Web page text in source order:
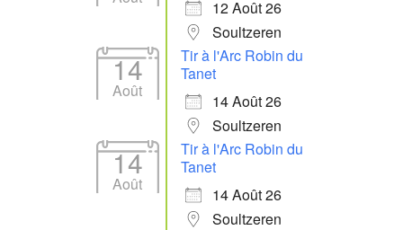
12 Août 26
Soultzeren
14
Août
Tir à l'Arc Robin du
Tanet
14 Août 26
Soultzeren
14
Août
Tir à l'Arc Robin du
Tanet
14 Août 26
Soultzeren